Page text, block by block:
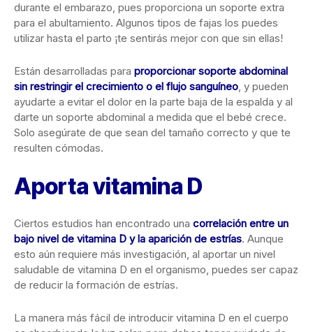
durante el embarazo, pues proporciona un soporte extra
para el abultamiento. Algunos tipos de fajas los puedes
utilizar hasta el parto ¡te sentirás mejor con que sin ellas!
Están desarrolladas para proporcionar soporte abdominal
sin restringir el crecimiento o el flujo sanguíneo, y pueden
ayudarte a evitar el dolor en la parte baja de la espalda y al
darte un soporte abdominal a medida que el bebé crece.
Solo asegúrate de que sean del tamaño correcto y que te
resulten cómodas.
Aporta vitamina D
Ciertos estudios han encontrado una correlación entre un
bajo nivel de vitamina D y la aparición de estrías. Aunque
esto aún requiere más investigación, al aportar un nivel
saludable de vitamina D en el organismo, puedes ser capaz
de reducir la formación de estrías.
La manera más fácil de introducir vitamina D en el cuerpo